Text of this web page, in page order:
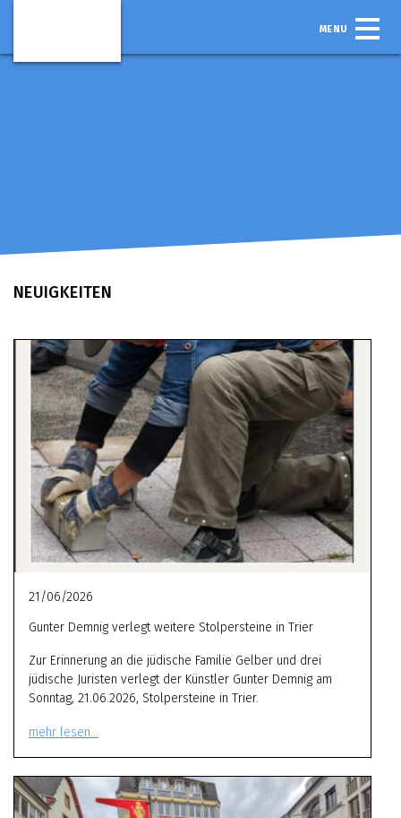
MENU
NEUIGKEITEN
21/06/2026
Gunter Demnig verlegt weitere Stolpersteine in Trier
Zur Erinnerung an die jüdische Familie Gelber und drei
jüdische Juristen verlegt der Künstler Gunter Demnig am
Sonntag, 21.06.2026, Stolpersteine in Trier.
mehr lesen…